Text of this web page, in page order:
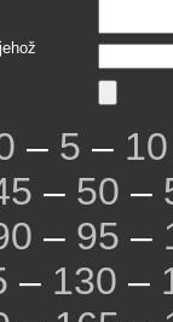
– 5 – 10
– 50 –
– 95 –
– 130 –